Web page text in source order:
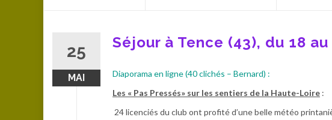
25
MAI
Séjour à Tence (43), du 18 au
Diaporama en ligne (40 clichés – Bernard) :
Les « Pas Pressés» sur les sentiers de la Haute-Loire :
24 licenciés du club ont profité d’une belle météo